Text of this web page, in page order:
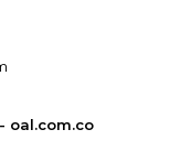
oal.com.co